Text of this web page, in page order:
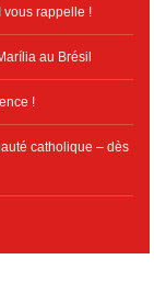
vous rappelle !
au Brésil
!
catholique – dès